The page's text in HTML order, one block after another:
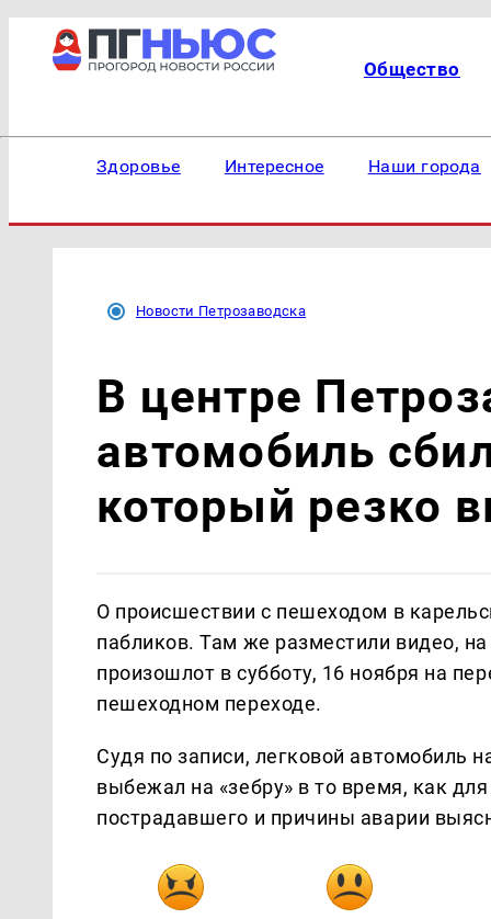
Общество
Здоровье Интересное Наши города
Новости Петрозаводска
В центре
автомобиль
который резко
О происшествии с пешеходом в
пабликов. Там же разместили видео,
произошлот в субботу, 16 ноября на
пешеходном переходе.
Судя по записи, легковой автомобиль
выбежал на «зебру» в то время, как
пострадавшего и причины аварии